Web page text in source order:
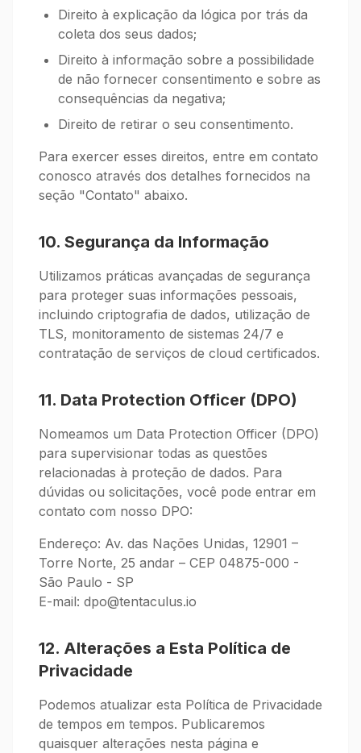
Direito à explicação da lógica por trás da
coleta dos seus dados;
Direito à informação sobre a possibilidade
de não fornecer consentimento e sobre as
consequências da negativa;
Direito de retirar o seu consentimento.
Para exercer esses direitos, entre em contato
conosco através dos detalhes fornecidos na
seção "Contato" abaixo.
10. Segurança da Informação
Utilizamos práticas avançadas de segurança
para proteger suas informações pessoais,
incluindo criptografia de dados, utilização de
TLS, monitoramento de sistemas 24/7 e
contratação de serviços de cloud certificados.
11. Data Protection Officer (DPO)
Nomeamos um Data Protection Officer (DPO)
para supervisionar todas as questões
relacionadas à proteção de dados. Para
dúvidas ou solicitações, você pode entrar em
contato com nosso DPO:
Endereço: Av. das Nações Unidas, 12901 –
Torre Norte, 25 andar – CEP 04875-000 -
São Paulo - SP
E-mail: dpo@tentaculus.io
12. Alterações a Esta Política de
Privacidade
Podemos atualizar esta Política de Privacidade
de tempos em tempos. Publicaremos
quaisquer alterações nesta página e